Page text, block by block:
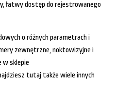
łatwy dostęp do rejestrowanego
o różnych parametrach i
zewnętrzne, noktowizyjne i
w sklepie
tutaj także wiele innych